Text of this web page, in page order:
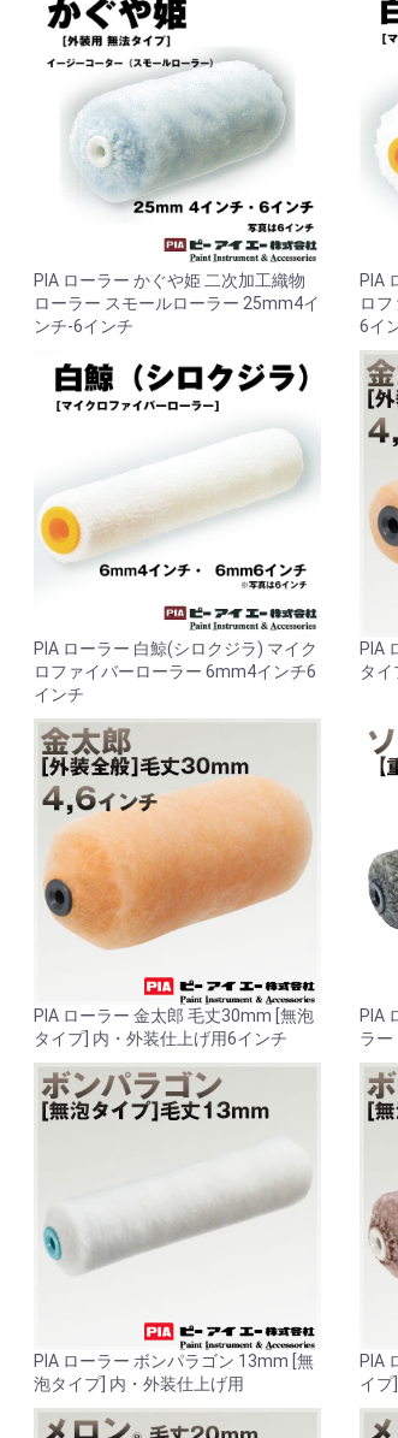
PIA ローラー かぐや姫 二次加工織物
ローラー スモールローラー 25mm4イ
ンチ-6インチ
PIA
ロ
6イ
PIA ローラー 白鯨(シロクジラ) マイク
ロファイバーローラー 6mm4インチ6
インチ
PIA
タ
PIA ローラー 金太郎 毛丈30mm [無泡
タイプ] 内・外装仕上げ用6インチ
PIA
ラ
PIA ローラー ボンパラゴン 13mm [無
泡タイプ] 内・外装仕上げ用
PIA
イプ